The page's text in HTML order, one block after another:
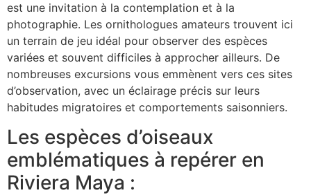
est une invitation à la contemplation et à la
photographie. Les ornithologues amateurs trouvent ici
un terrain de jeu idéal pour observer des espèces
variées et souvent difficiles à approcher ailleurs. De
nombreuses excursions vous emmènent vers ces sites
d’observation, avec un éclairage précis sur leurs
habitudes migratoires et comportements saisonniers.
Les espèces d’oiseaux
emblématiques à repérer en
Riviera Maya :